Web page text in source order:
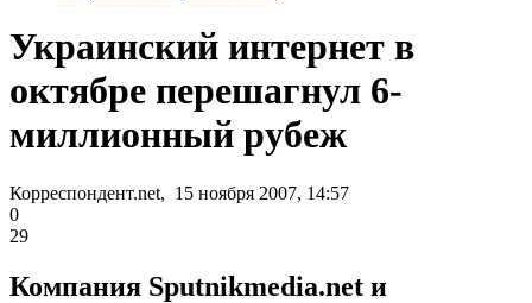
Украинский интернет в
октябре перешагнул 6-
миллионный рубеж
Корреспондент.net, 15 ноября 2007, 14:57
0
29
Компания Sputnikmedia.net и